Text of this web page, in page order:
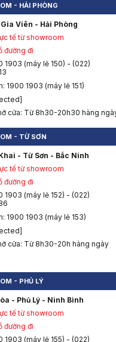
- HẢI PHÒNG
Viên - Hải Phòng
tế từ showroom
đường đi
1903 (máy lẻ 150) - (022)
1900 1903 (máy lẻ 151)
cửa: Từ 8h30-20h30 hàng
- TỪ SƠN
- Từ Sơn - Bắc Ninh
tế từ showroom
đường đi
1903 (máy lẻ 152) - (022)
1900 1903 (máy lẻ 153)
cửa: Từ 8h30-20h hàng ngày
- PHỦ LÝ
- Phủ Lý - Ninh Bình
tế từ showroom
đường đi
1903 (máy lẻ 155) - (022)